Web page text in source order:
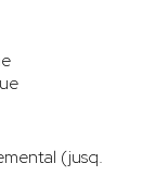
(jusq.